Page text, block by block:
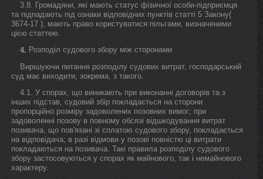
3.8. Громадяни, які мають статус фізичної особи-підприємця
та підпадають під ознаки відповідних пунктів статті 5 Закону(
3674-17 ), мають право користуватися пільгами, визначеними
цією статтею.
4. Розподіл судового збору між сторонами
Вирішуючи питання розподілу судових витрат, господарський
суд має виходити, зокрема, з такого.
4.1. У спорах, що виникають при виконанні договорів та з
інших підстав, судовий збір покладається на сторони
пропорційно розміру задоволених позовних вимог; при
задоволенні позову в повному обсязі відшкодування витрат
позивача, що пов'язані зі сплатою судового збору, покладається
на відповідача; в разі відмови у позові повністю ці витрати
покладаються на позивача. Такі правила розподілу судового
збору застосовуються у спорах як майнового, так і немайнового
характеру.